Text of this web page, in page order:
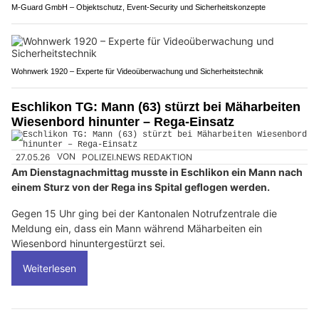
M-Guard GmbH – Objektschutz, Event-Security und Sicherheitskonzepte
Wohnwerk 1920 – Experte für Videoüberwachung und Sicherheitstechnik
Eschlikon TG: Mann (63) stürzt bei Mäharbeiten
Wiesenbord hinunter – Rega-Einsatz
27.05.26 VON POLIZEI.NEWS REDAKTION
Am Dienstagnachmittag musste in Eschlikon ein Mann nach
einem Sturz von der Rega ins Spital geflogen werden.
Gegen 15 Uhr ging bei der Kantonalen Notrufzentrale die
Meldung ein, dass ein Mann während Mäharbeiten ein
Wiesenbord hinuntergestürzt sei.
Weiterlesen